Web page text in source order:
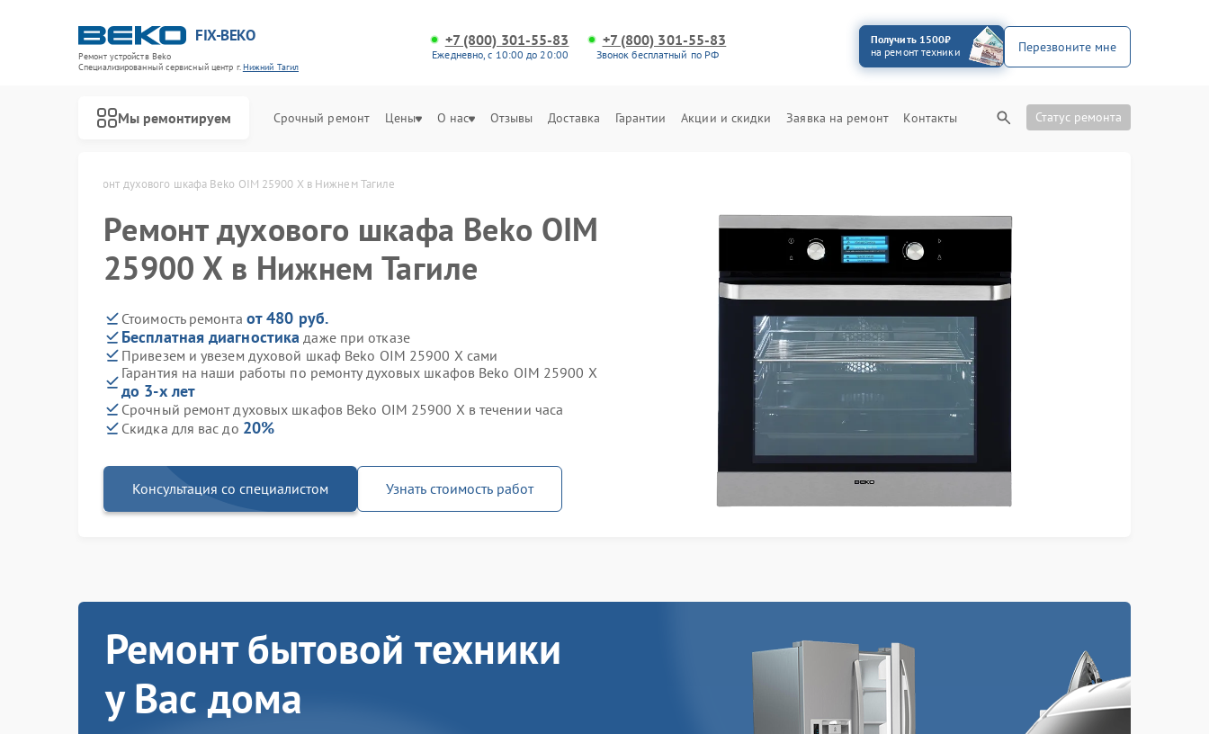
FIX-BEKO
Ремонт устройств Beko
Специализированный cервисный центр г.Нижний Тагил
+7 (800) 301-55-83
Ежедневно, с 10:00 до 20:00
+7 (800) 301-55-83
Звонок бесплатный по РФ
Получить 1500₽
на ремонт техники
Перезвоните мне
Мы ремонтируем Срочный ремонт Цены О нас Отзывы Доставка Гарантии Акции и скидки Заявка на ремонт Контакты Статус ремонта
Ремонт духового шкафа Beko OIM 25900 X в Нижнем Тагиле
Ремонт духового шкафа Beko OIM
25900 X в Нижнем Тагиле
Стоимость ремонта от 480 руб.
Бесплатная диагностика даже при отказе
Привезем и увезем духовой шкаф Beko OIM 25900 X сами
Гарантия на наши работы по ремонту духовых шкафов Beko OIM 25900 X
до 3-х лет
Срочный ремонт духовых шкафов Beko OIM 25900 X в течении часа
Скидка для вас до 20%
Консультация со специалистом Узнать стоимость работ
Ремонт бытовой техники
у Вас дома